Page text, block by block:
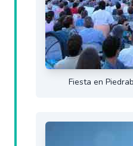
Fiesta en